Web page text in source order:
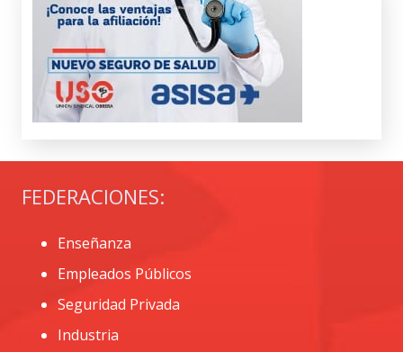
FEDERACIONES:
Enseñanza
Empleados Públicos
Seguridad Privada
Industria